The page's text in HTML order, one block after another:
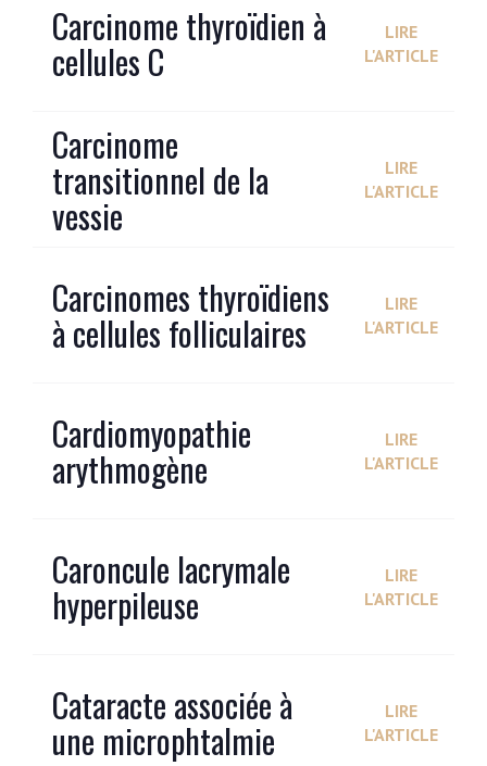
Carcinome thyroïdien à
cellules C
LIRE
L'ARTICLE
Carcinome
transitionnel de la
vessie
LIRE
L'ARTICLE
Carcinomes thyroïdiens
à cellules folliculaires
LIRE
L'ARTICLE
Cardiomyopathie
arythmogène
LIRE
L'ARTICLE
Caroncule lacrymale
hyperpileuse
LIRE
L'ARTICLE
Cataracte associée à
une microphtalmie
LIRE
L'ARTICLE